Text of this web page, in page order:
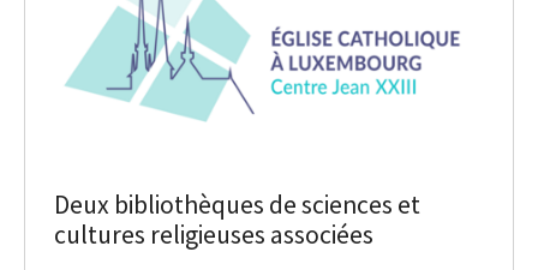
Deux bibliothèques de sciences et
cultures religieuses associées